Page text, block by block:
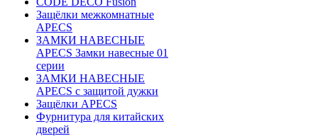
Защёлки межкомнатные
APECS
ЗАМКИ НАВЕСНЫЕ
APECS Замки навесные 01
серии
ЗАМКИ НАВЕСНЫЕ
APECS с защитой дужки
Защёлки APECS
Фурнитура для китайских
дверей